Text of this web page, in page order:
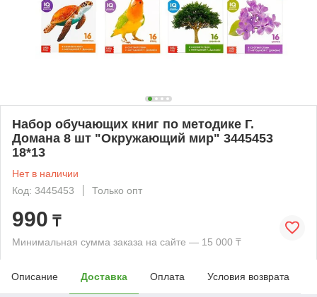
Набор обучающих книг по методике Г.
Домана 8 шт "Окружающий мир" 3445453
18*13
Нет в наличии
Код: 3445453
Только опт
990 ₸
Минимальная сумма заказа на сайте — 15 000 ₸
Описание Доставка Оплата Условия возврата